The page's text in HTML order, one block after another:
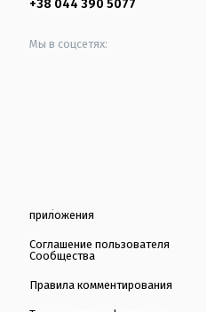
+38 044 390 5077
Мы в соцсетях:
приложения
Соглашение пользователя
Сообщества
Правила комментирования